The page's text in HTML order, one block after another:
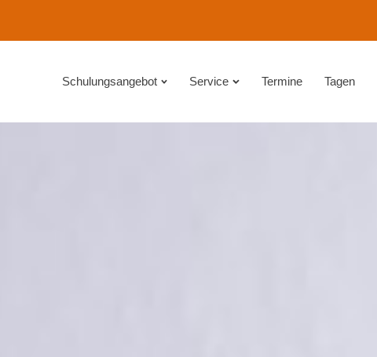
Schulungsangebot Service Termine Tagen